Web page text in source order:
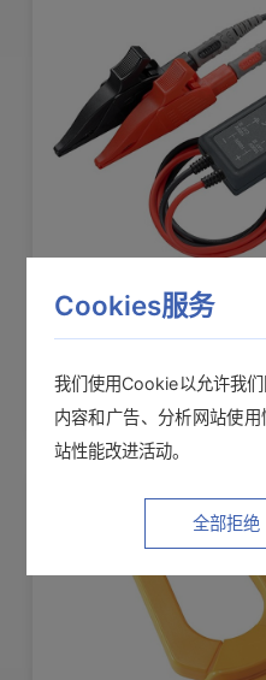
差分探头 P9000
01） 波形监视输出专用/
Cookies服务
我们使用Cookie以允许我
内容和广告、分析网站使
站性能改进活动。
全部拒绝